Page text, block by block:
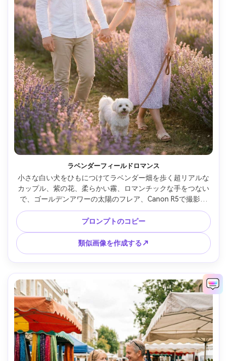
ラベンダーフィールドロマンス
小さな白い犬をひもにつけてラベンダー畑を歩く超リアルな
カップル、紫の花、柔らかい霧、ロマンチックな手をつない
で、ゴールデンアワーの太陽のフレア、Canon R5で撮影、
50mm f/1.2、夢のようなボケ、パステルカラーのグレーディ
ング、シャープな顔の特徴、ディテールの高い毛皮 --ar 4:5
プロンプトのコピー
類似画像を作成する↗